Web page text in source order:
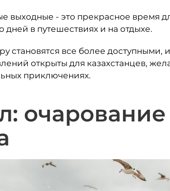
выходные - это прекрасное время
дней в путешествиях и на отдыхе.
становятся все более доступными,
открыты для казахстанцев,
приключениях.
очарование